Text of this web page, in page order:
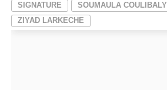
SIGNATURE
SOUMAULA COULIBALY
ZIYAD LARKECHE